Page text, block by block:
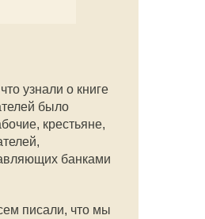
узнали о книге
было
крестьяне,
банками
писали, что мы